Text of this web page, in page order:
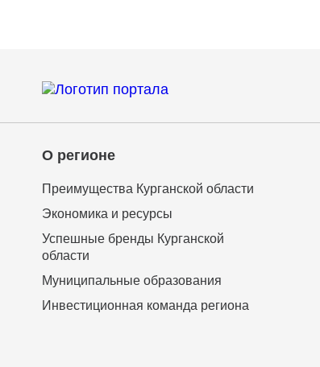
О регионе
Преимущества Курганской области
Экономика и ресурсы
Успешные бренды Курганской
области
Муниципальные образования
Инвестиционная команда региона